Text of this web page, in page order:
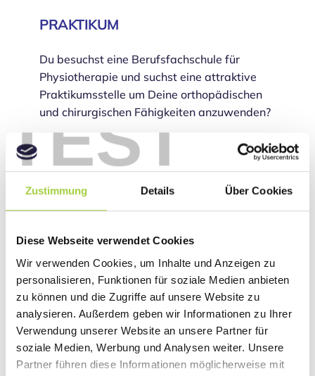
TEST
Zustimmung Details Über Cookies
Diese Webseite verwendet Cookies
Wir verwenden Cookies, um Inhalte und Anzeigen zu
personalisieren, Funktionen für soziale Medien anbieten
zu können und die Zugriffe auf unsere Website zu
analysieren. Außerdem geben wir Informationen zu Ihrer
Verwendung unserer Website an unsere Partner für
soziale Medien, Werbung und Analysen weiter. Unsere
Partner führen diese Informationen möglicherweise mit
PRAKTIKUM
Du besuchst eine Berufsfachschule für
Physiotherapie und suchst eine attraktive
Praktikumsstelle um Deine orthopädischen
und chirurgischen Fähigkeiten anzuwenden?
Du hast die Schule beendet und möchtest
einen Einblick in die Arbeit als Sport- oder
Physiotherapeut/in erhalten oder Du gehst
noch zur Schule und suchst eine
Praktikumsstelle für Dein Schulpraktikum?
Dann bewirb Dich schriftlich oder per Mail
(nur PDF) bei uns, mit einer vollständigen
Bewerbungsmappe anbewerbung@sport-
therapie-centrum.de.
Ansprechpartner:
Frau Julia Heinisch
Was Du mitbringen solltest: